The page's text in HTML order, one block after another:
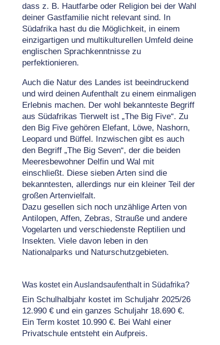
dass z. B. Hautfarbe oder Religion bei der Wahl
deiner Gastfamilie nicht relevant sind. In
Südafrika hast du die Möglichkeit, in einem
einzigartigen und multikulturellen Umfeld deine
englischen Sprachkenntnisse zu
perfektionieren.
Auch die Natur des Landes ist beeindruckend
und wird deinen Aufenthalt zu einem einmaligen
Erlebnis machen. Der wohl bekannteste Begriff
aus Südafrikas Tierwelt ist „The Big Five“. Zu
den Big Five gehören Elefant, Löwe, Nashorn,
Leopard und Büffel. Inzwischen gibt es auch
den Begriff „The Big Seven“, der die beiden
Meeresbewohner Delfin und Wal mit
einschließt. Diese sieben Arten sind die
bekanntesten, allerdings nur ein kleiner Teil der
großen Artenvielfalt.
Dazu gesellen sich noch unzählige Arten von
Antilopen, Affen, Zebras, Strauße und andere
Vogelarten und verschiedenste Reptilien und
Insekten. Viele davon leben in den
Nationalparks und Naturschutzgebieten.
Was kostet ein Auslandsaufenthalt in Südafrika?
Ein Schulhalbjahr kostet im Schuljahr 2025/26
12.990 € und ein ganzes Schuljahr 18.690 €.
Ein Term kostet 10.990 €. Bei Wahl einer
Privatschule entsteht ein Aufpreis.